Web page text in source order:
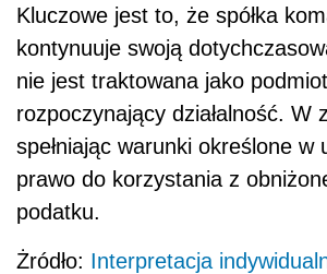
Kluczowe jest to, że spółka
kontynuuje swoją
nie jest traktowana jako podmiot
rozpoczynający działalność. W
spełniając warunki określone w
prawo do korzystania z
podatku.
Żródło: Interpretacja